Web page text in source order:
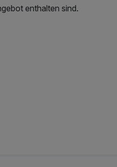
enthalten sind.